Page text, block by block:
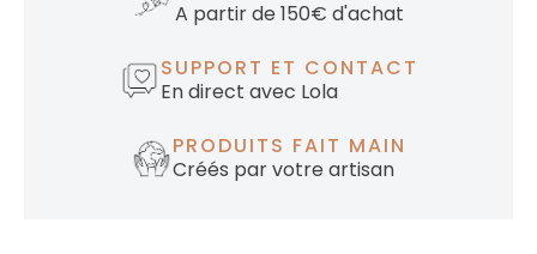
A partir de 150€ d'achat
SUPPORT ET CONTACT
En direct avec Lola
PRODUITS FAIT MAIN
Créés par votre artisan